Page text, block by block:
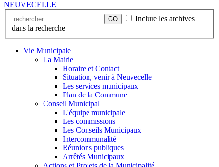
NEUVECELLE
GO
Inclure les archives
dans la recherche
Vie Municipale
La Mairie
Horaire et Contact
Situation, venir à Neuvecelle
Les services municipaux
Plan de la Commune
Conseil Municipal
L'équipe municipale
Les commissions
Les Conseils Municipaux
Intercommunalité
Réunions publiques
Arrêtés Municipaux
Actions et Projets de la Municipalité